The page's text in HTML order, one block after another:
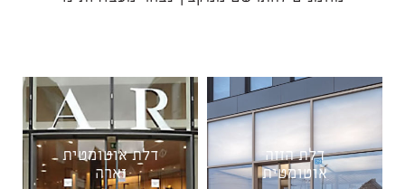
דלת הזזה
אוטומטית
דלת אוטומטית
זארה